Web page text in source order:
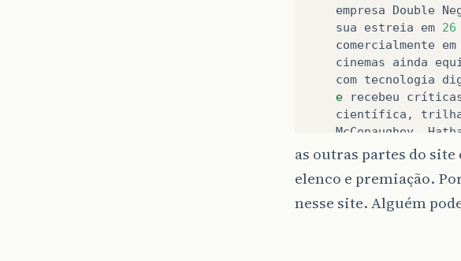
empresa
Double
sua
estreia em 26
comercialmente em
cinemas
ainda
com tecnologia
e
recebeu
científica ,
McConaughey
edição do
Efeitos
Mixagem de Som e
Melhores Efeitos
as outras partes do site
elenco e premiação.
nesse site. Alguém